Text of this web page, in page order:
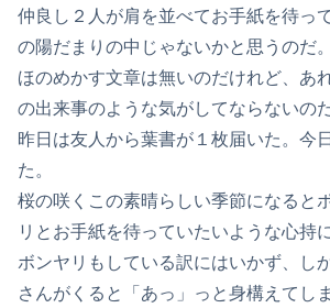
仲良し２人が肩を並べてお手紙を待っ
の陽だまりの中じゃないかと思うのだ
ほのめかす文章は無いのだけれど、あ
の出来事のような気がしてならないのだ
昨日は友人から葉書が１枚届いた。今
た。
桜の咲くこの素晴らしい季節になると
リとお手紙を待っていたいような心持
ボンヤリもしている訳にはいかず、し
さんがくると「あっ」っと身構えてしま